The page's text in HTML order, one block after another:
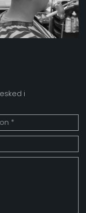
i